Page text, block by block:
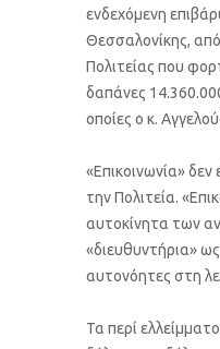
ενδεχόμενη
Θεσσαλονίκης,
Πολιτείας που
δαπάνες
οποίες ο κ.
«Επικοινωνία»
την Πολιτεία.
αυτοκίνητα των
«διευθυντήρια» ως
αυτονόητες στη
Τα περί